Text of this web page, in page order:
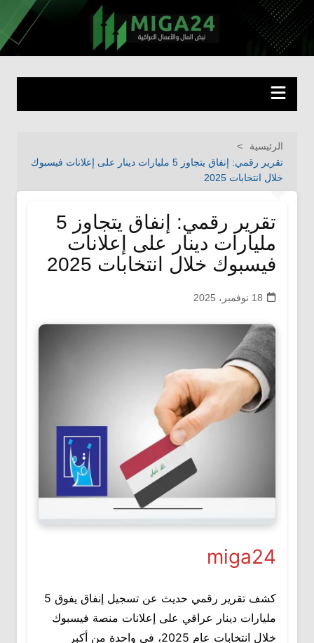
التجاوز
إلى
المحتوى
miga24.com نبض المال والأعمال العراقية
الرئيسية
تقرير رقمي: إنفاق يتجاوز 5 مليارات دينار على إعلانات فيسبوك
خلال انتخابات 2025
تقرير رقمي: إنفاق يتجاوز 5
مليارات دينار على إعلانات
فيسبوك خلال انتخابات 2025
18 نوفمبر، 2025
miga24
كشف تقرير رقمي حديث عن تسجيل إنفاق يفوق 5
مليارات دينار عراقي على إعلانات منصة فيسبوك
خلال انتخابات عام 2025، في واحدة من أكبر